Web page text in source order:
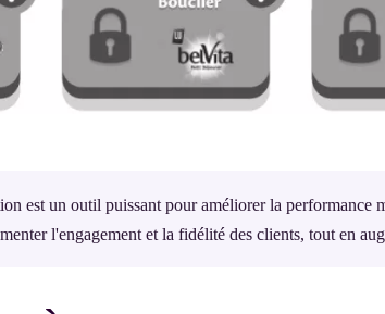
est un outil puissant pour améliorer la performance
l'engagement et la fidélité des clients, tout en